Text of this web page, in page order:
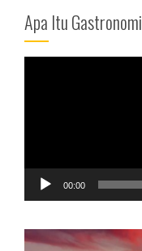
Apa Itu Gastronomi
00:00